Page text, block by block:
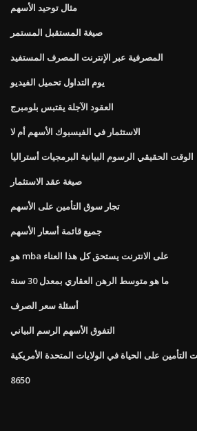
مثال توحيد الأسهم
صيغة المستقبل المستمر
المصرفية عبر الإنترنت المصرف المستفيد
يوم التداول تحميل الفيديو
العقود الآجلة يقتبس بلومبرج
الاستثمار في الفيسبوك الأسهم أم لا
الوقت الحقيقي الرسوم البيانية البرمجيات أستراليا
صيغة عقد الاستثمار
تجار سوق التأمين على الأسهم
جميع قائمة أسعار الأسهم
هو mba على الانترنت يستحق كل هذا العناء
ما هو متوسط ​​الرهن العقاري بمعدل 30 سنة
أسئلة سعر الصرف
التفوق الأسهم الرسم البياني
على الحياة في الولايات المتحدة الأمريكية
8650